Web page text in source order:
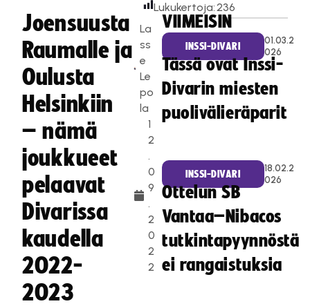
Joensuusta
Raumalle ja
Oulusta
Helsinkiin
– nämä
joukkueet
pelaavat
Divarissa
kaudella
2022-
2023
La
ss
e
Le
po
la
1
2
.
0
9
.
2
0
2
2
Lukukertoja:236
VIIMEISIN
INSSI-DIVARI
01.03.2
026
Tässä ovat Inssi-
Divarin miesten
puolivälieräparit
INSSI-DIVARI
18.02.2
026
Ottelun SB
Vantaa–Nibacos
tutkintapyynnöstä
ei rangaistuksia